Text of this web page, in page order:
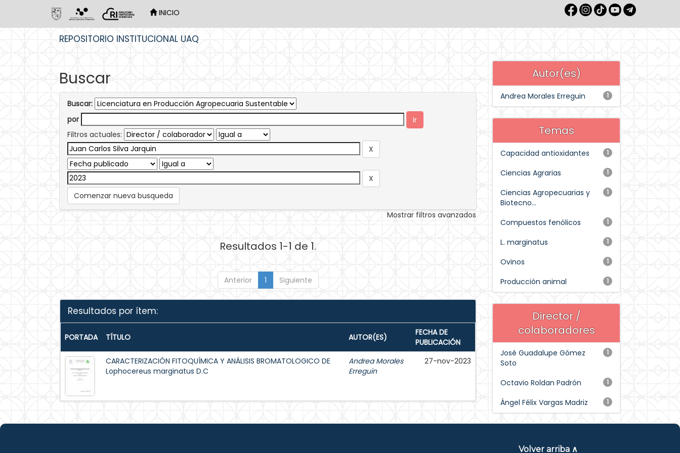
INICIO
REPOSITORIO INSTITUCIONAL UAQ
Buscar
Buscar:
por
Filtros actuales:
Comenzar nueva busqueda
Mostrar filtros avanzados
Resultados 1-1 de 1.
Anterior 1 Siguiente
Resultados por ítem:
PORTADA TÍTULO AUTOR(ES)
FECHA DE
PUBLICACIÓN
CARACTERIZACIÓN FITOQUÍMICA Y ANÁLISIS BROMATOLOGICO DE
Lophocereus marginatus D.C
Andrea Morales
Erreguin
27-nov-2023
Autor(es)
1
Andrea Morales Erreguin
Temas
1
Capacidad antioxidantes
1
Ciencias Agrarias
1
Ciencias Agropecuarias y
Biotecno...
1
Compuestos fenólicos
1
L. marginatus
1
Ovinos
1
Producción animal
Director /
colaboradores
1
José Guadalupe Gómez
Soto
1
Octavio Roldan Padrón
1
Ángel Félix Vargas Madriz
Volver arriba ∧